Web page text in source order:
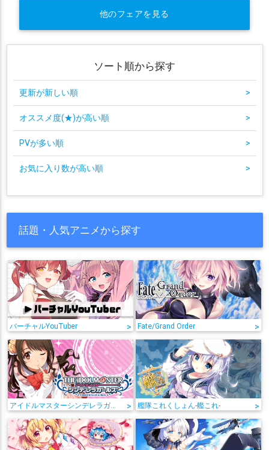
他のフェアを見る
ソート順から探す
更新が新しい順 >
オススメ度(★)が高い順 >
PVが多い順 >
お気に入り数が高い順 >
話題・人気アニメから探す
バーチャルYouTuber > Fate/Grand Order >
アイドルマスターシンデレラガールズ > 艦隊これくしょん-艦これ- >